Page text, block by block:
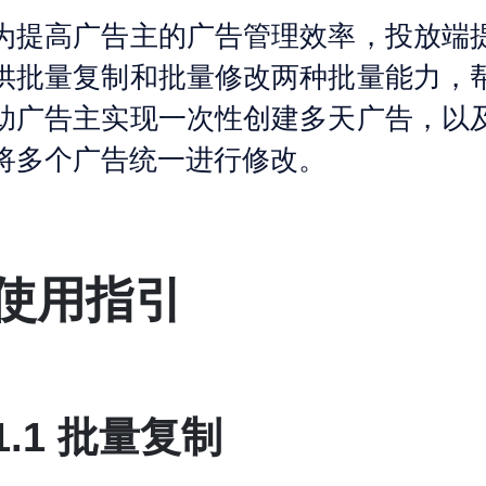
提高广告主的广告管理效率，投放端
批量复制和批量修改两种批量能力，
广告主实现一次性创建多天广告，以
多个广告统一进行修改。
用指引
批量复制